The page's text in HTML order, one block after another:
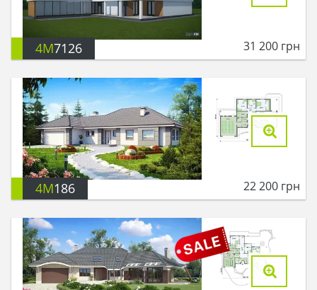
4M7126 31 200 грн
4M186 22 200 грн